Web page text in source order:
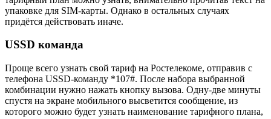
упаковке для SIM-карты. Однако в остальных случаях
придётся действовать иначе.
USSD команда
Проще всего узнать свой тариф на Ростелекоме, отправив с
телефона USSD-команду *107#. После набора выбранной
комбинации нужно нажать кнопку вызова. Одну-две минуты
спустя на экране мобильного высветится сообщение, из
которого можно будет узнать наименование тарифного плана,